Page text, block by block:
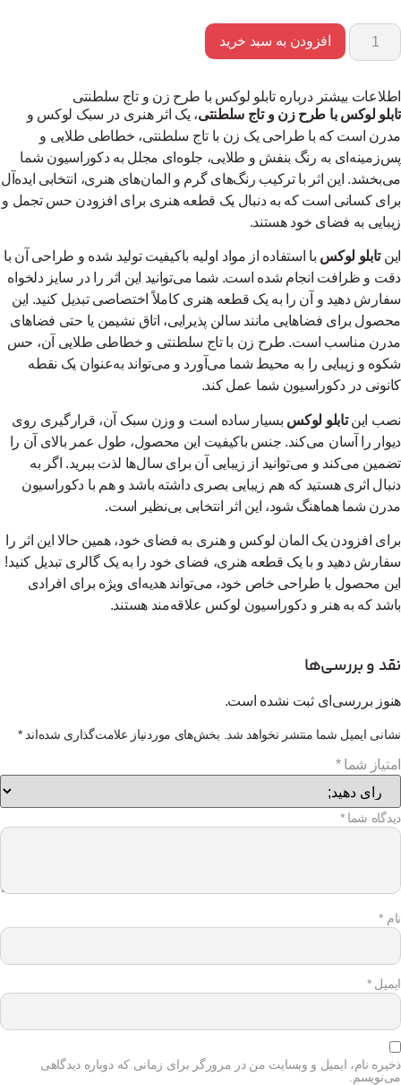
افزودن به سبد خرید
اطلاعات بیشتر درباره تابلو لوکس با طرح زن و تاج سلطنتی
تابلو لوکس با طرح زن و تاج سلطنتی، یک اثر هنری در سبک لوکس و
مدرن است که با طراحی یک زن با تاج سلطنتی، خطاطی طلایی و
پس‌زمینه‌ای به رنگ بنفش و طلایی، جلوه‌ای مجلل به دکوراسیون شما
می‌بخشد. این اثر با ترکیب رنگ‌های گرم و المان‌های هنری، انتخابی ایده‌آل
برای کسانی است که به دنبال یک قطعه هنری برای افزودن حس تجمل و
زیبایی به فضای خود هستند.
اینتابلو لوکس با استفاده از مواد اولیه باکیفیت تولید شده و طراحی آن با
دقت و ظرافت انجام شده است. شما می‌توانید این اثر را در سایز دلخواه
سفارش دهید و آن را به یک قطعه هنری کاملاً اختصاصی تبدیل کنید. این
محصول برای فضاهایی مانند سالن پذیرایی، اتاق نشیمن یا حتی فضاهای
مدرن مناسب است. طرح زن با تاج سلطنتی و خطاطی طلایی آن، حس
شکوه و زیبایی را به محیط شما می‌آورد و می‌تواند به‌عنوان یک نقطه
کانونی در دکوراسیون شما عمل کند.
نصب اینتابلو لوکس بسیار ساده است و وزن سبک آن، قرارگیری روی
دیوار را آسان می‌کند. جنس باکیفیت این محصول، طول عمر بالای آن را
تضمین می‌کند و می‌توانید از زیبایی آن برای سال‌ها لذت ببرید. اگر به
دنبال اثری هستید که هم زیبایی بصری داشته باشد و هم با دکوراسیون
مدرن شما هماهنگ شود، این اثر انتخابی بی‌نظیر است.
برای افزودن یک المان لوکس و هنری به فضای خود، همین حالا این اثر را
سفارش دهید و با یک قطعه هنری، فضای خود را به یک گالری تبدیل کنید!
این محصول با طراحی خاص خود، می‌تواند هدیه‌ای ویژه برای افرادی
باشد که به هنر و دکوراسیون لوکس علاقه‌مند هستند.
نقد و بررسی‌ها
هنوز بررسی‌ای ثبت نشده است.
نشانی ایمیل شما منتشر نخواهد شد. بخش‌های موردنیاز علامت‌گذاری شده‌اند*
امتیاز شما*
دیدگاه شما*
نام *
ایمیل*
ذخیره نام، ایمیل و وبسایت من در مرورگر برای زمانی که دوباره دیدگاهی
می‌نویسم.